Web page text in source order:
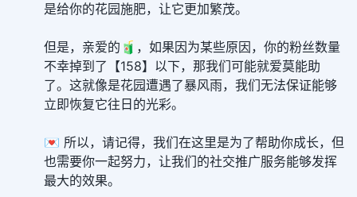
是给你的花园施肥，让它更加繁茂。
但是，亲爱的🧃，如果因为某些原因，你的粉丝数量
不幸掉到了【158】以下，那我们可能就爱莫能助
了。这就像是花园遭遇了暴风雨，我们无法保证能够
立即恢复它往日的光彩。
💌 所以，请记得，我们在这里是为了帮助你成长，但
也需要你一起努力，让我们的社交推广服务能够发挥
最大的效果。